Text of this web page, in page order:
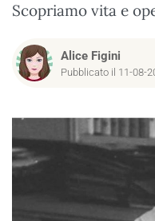
Scopriamo vita e
Alice Figini
Pubblicato il 11-08-